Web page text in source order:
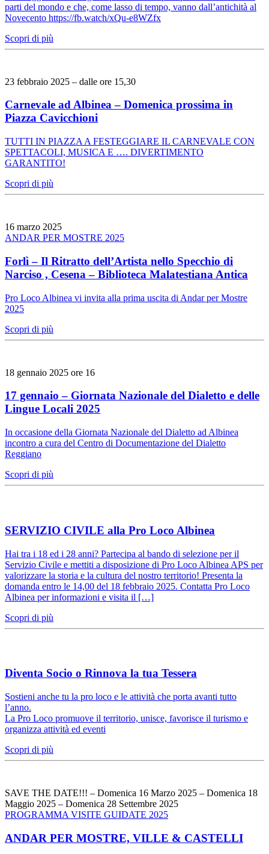
parti del mondo e che, come lasso di tempo, vanno dall’antichità al
Novecento https://fb.watch/xQu-e8WZfx
Scopri di più
23 febbraio 2025 – dalle ore 15,30
Carnevale ad Albinea – Domenica prossima in
Piazza Cavicchioni
TUTTI IN PIAZZA A FESTEGGIARE IL CARNEVALE CON
SPETTACOLI, MUSICA E …. DIVERTIMENTO
GARANTITO!
Scopri di più
16 marzo 2025
ANDAR PER MOSTRE 2025
Forlì – Il Ritratto dell’Artista nello Specchio di
Narciso , Cesena – Biblioteca Malatestiana Antica
Pro Loco Albinea vi invita alla prima uscita di Andar per Mostre
2025
Scopri di più
18 gennaio 2025 ore 16
17 gennaio – Giornata Nazionale del Dialetto e delle
Lingue Locali 2025
In occasione della Giornata Nazionale del Dialetto ad Albinea
incontro a cura del Centro di Documentazione del Dialetto
Reggiano
Scopri di più
SERVIZIO CIVILE alla Pro Loco Albinea
Hai tra i 18 ed i 28 anni? Partecipa al bando di selezione per il
Servizio Civile e mettiti a disposizione di Pro Loco Albinea APS per
valorizzare la storia e la cultura del nostro territorio! Presenta la
domanda entro le 14,00 del 18 febbraio 2025. Contatta Pro Loco
Albinea per informazioni e visita il […]
Scopri di più
Diventa Socio o Rinnova la tua Tessera
Sostieni anche tu la pro loco e le attività che porta avanti tutto
l’anno.
La Pro Loco promuove il territorio, unisce, favorisce il turismo e
organizza attività ed eventi
Scopri di più
SAVE THE DATE!!! – Domenica 16 Marzo 2025 – Domenica 18
Maggio 2025 – Domenica 28 Settembre 2025
PROGRAMMA VISITE GUIDATE 2025
ANDAR PER MOSTRE, VILLE & CASTELLI